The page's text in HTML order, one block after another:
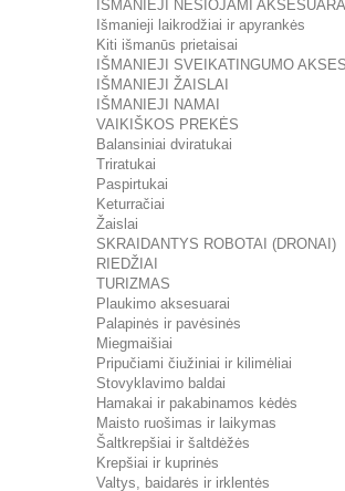
IŠMANIEJI NEŠIOJAMI AKSESUARAI
Išmanieji laikrodžiai ir apyrankės
Kiti išmanūs prietaisai
IŠMANIEJI SVEIKATINGUMO
IŠMANIEJI ŽAISLAI
IŠMANIEJI NAMAI
VAIKIŠKOS PREKĖS
Balansiniai dviratukai
Triratukai
Paspirtukai
Keturračiai
Žaislai
SKRAIDANTYS ROBOTAI (DRONAI)
RIEDŽIAI
TURIZMAS
Plaukimo aksesuarai
Palapinės ir pavėsinės
Miegmaišiai
Pripučiami čiužiniai ir kilimėliai
Stovyklavimo baldai
Hamakai ir pakabinamos kėdės
Maisto ruošimas ir laikymas
Šaltkrepšiai ir šaltdėžės
Krepšiai ir kuprinės
Valtys, baidarės ir irklentės